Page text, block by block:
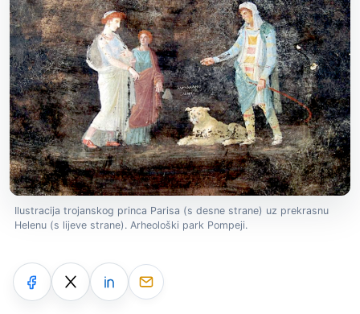
Ilustracija trojanskog princa Parisa (s desne strane) uz prekrasnu
Helenu (s lijeve strane). Arheološki park Pompeji.